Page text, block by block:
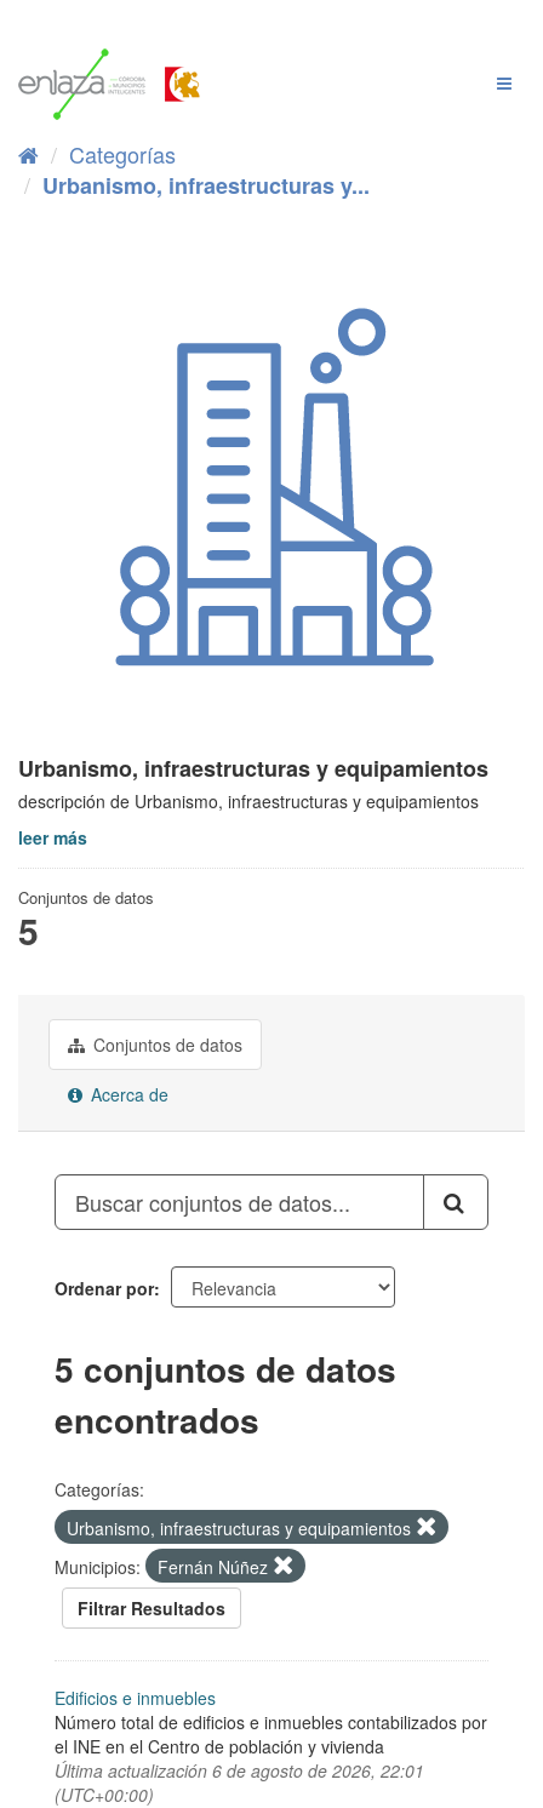
Categorías
Urbanismo, infraestructuras y...
Urbanismo, infraestructuras y equipamientos
descripción de Urbanismo, infraestructuras y equipamientos
leer más
Conjuntos de datos
5
Conjuntos de datos
Acerca de
Ordenar por
5 conjuntos de datos
encontrados
Categorías:
Urbanismo, infraestructuras y equipamientos
Municipios:
Fernán Núñez
Filtrar Resultados
Edificios e inmuebles
Número total de edificios e inmuebles contabilizados por
el INE en el Centro de población y vivienda
Última actualización 6 de agosto de 2026, 22:01
(UTC+00:00)